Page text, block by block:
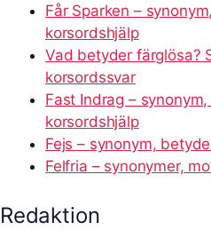
Får Sparken –
korsordshjälp
Vad betyder färglösa?
korsordssvar
Fast Indrag –
korsordshjälp
Fejs – synonym,
Felfria – synonymer,
Redaktion